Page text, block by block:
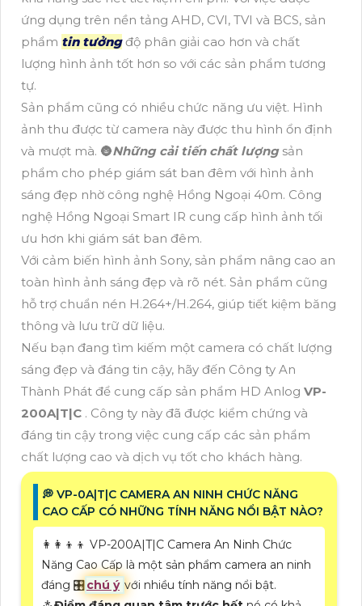
ứng dụng trên nền tảng AHD, CVI, TVI và BCS, sản
phẩm tin tưởngđộ phân giải cao hơn và chất
lượng hình ảnh tốt hơn so với các sản phẩm tương
tự.
Sản phẩm cũng có nhiều chức năng ưu việt. Hình
ảnh thu được từ camera này được thu hình ổn định
và mượt mà. 🌚Những cải tiến chất lượngsản
phẩm cho phép giám sát ban đêm với hình ảnh
sáng đẹp nhờ công nghệ Hồng Ngoại 40m. Công
nghệ Hồng Ngoại Smart IR cung cấp hình ảnh tối
ưu hơn khi giám sát ban đêm.
Với cảm biến hình ảnh Sony, sản phẩm nâng cao an
toàn hình ảnh sáng đẹp và rõ nét. Sản phẩm cũng
hỗ trợ chuẩn nén H.264+/H.264, giúp tiết kiệm băng
thông và lưu trữ dữ liệu.
Nếu bạn đang tìm kiếm một camera có chất lượng
sáng đẹp và đáng tin cậy, hãy đến Công ty An
Thành Phát để cung cấp sản phẩm HD Anlog VP-
200A|T|C . Công ty này đã được kiểm chứng và
đáng tin cậy trong việc cung cấp các sản phẩm
chất lượng cao và dịch vụ tốt cho khách hàng.
️💭 VP-0A|T|C CAMERA AN NINH CHỨC NĂNG
CAO CẤP CÓ NHỮNG TÍNH NĂNG NỔI BẬT NÀO?
👩‍👩‍👦‍👦 VP-200A|T|C Camera An Ninh Chức
Năng Cao Cấp là một sản phẩm camera an ninh
đáng 🎛chú ý với nhiều tính năng nổi bật.